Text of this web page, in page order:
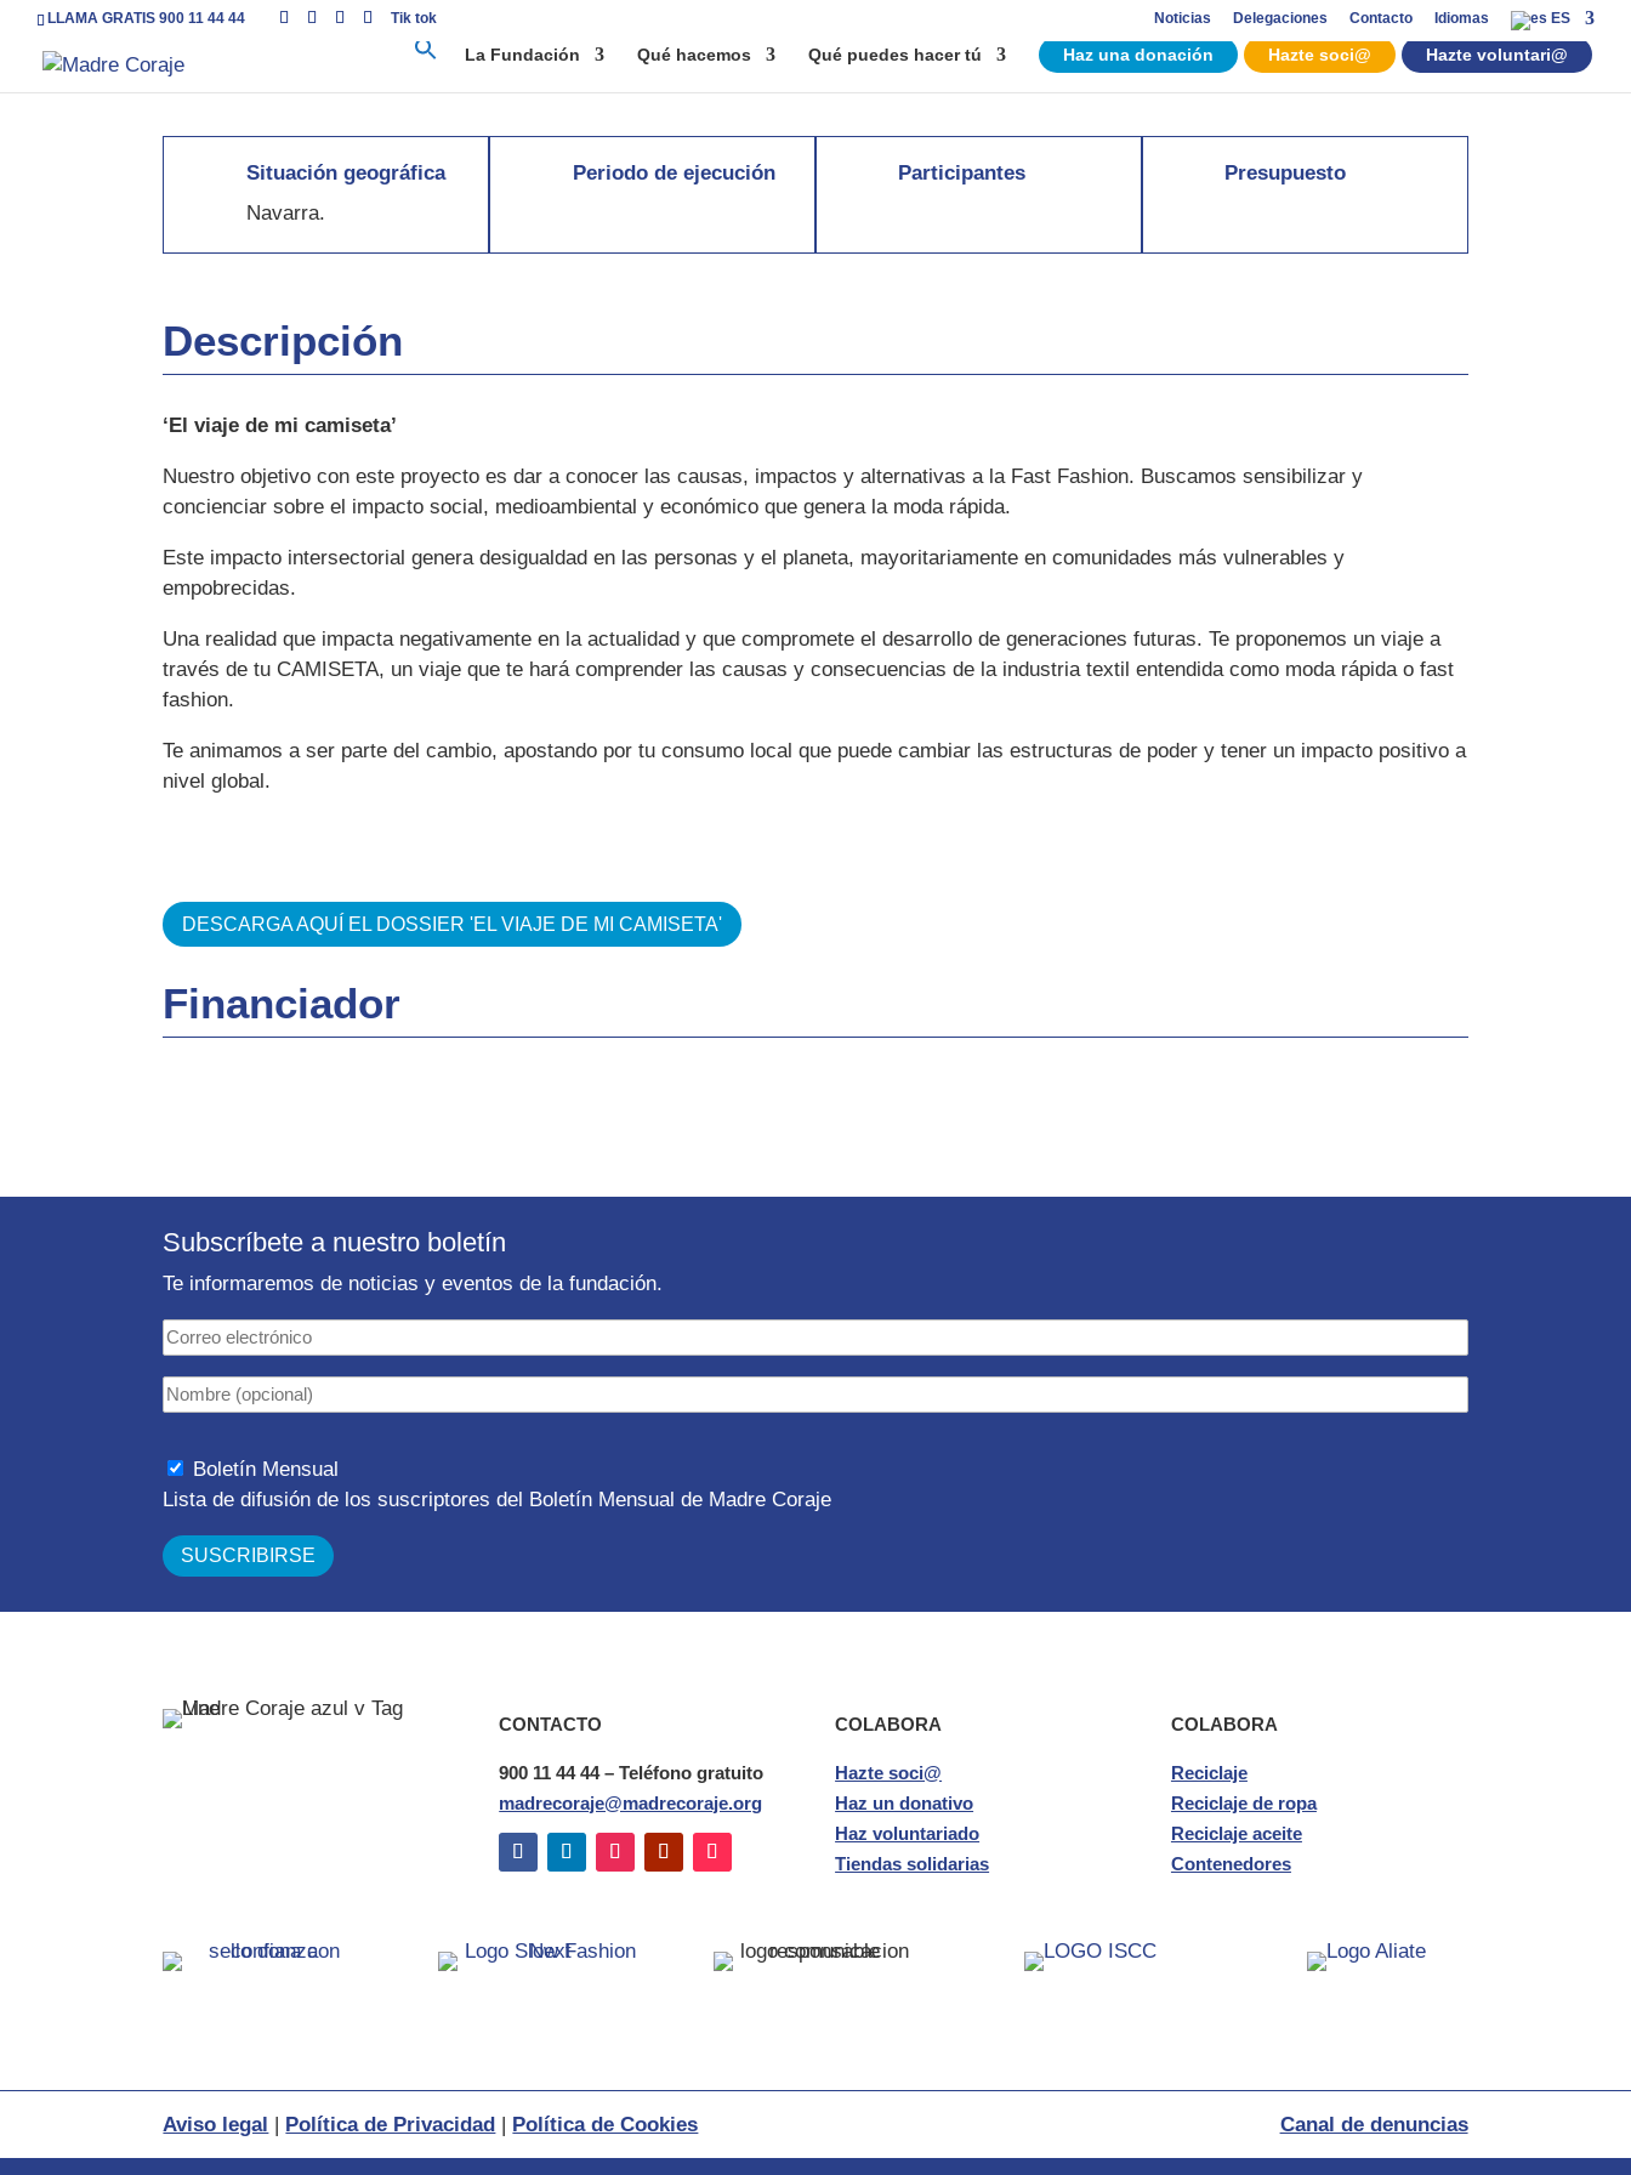
LLAMA GRATIS 900 11 44 44 Tik tok Noticias Delegaciones Contacto Idiomas ES
La Fundación Qué hacemos Qué puedes hacer tú Haz una donación Hazte soci@ Hazte voluntari@
Situación geográfica
Navarra.
Periodo de ejecución Participantes Presupuesto
Descripción
‘El viaje de mi camiseta’
Nuestro objetivo con este proyecto es dar a conocer las causas, impactos y alternativas a la Fast Fashion. Buscamossensibilizar y
concienciar sobre el impacto social, medioambiental y económico que genera la moda rápida.
Este impacto intersectorial genera desigualdad en las personas y el planeta, mayoritariamente en comunidades más vulnerables y
empobrecidas.
Una realidad que impacta negativamente en la actualidad y que compromete el desarrollo de generaciones futuras. Te proponemos un viaje a
través de tu CAMISETA, un viaje que te hará comprender las causas y consecuencias de la industria textil entendida como moda rápida o fast
fashion.
Te animamos a ser parte del cambio, apostando por tu consumo local que puede cambiar las estructuras de poder y tener un impacto positivo a
nivel global.
DESCARGA AQUÍ EL DOSSIER 'EL VIAJE DE MI CAMISETA'
Financiador
Subscríbete a nuestro boletín
Te informaremos de noticias y eventos de la fundación.
Boletín Mensual
Lista de difusión de los suscriptores del Boletín Mensual de Madre Coraje
CONTACTO
900 11 44 44 – Teléfono gratuito
madrecoraje@madrecoraje.org
COLABORA
Hazte soci@
Haz un donativo
Haz voluntariado
Tiendas solidarias
COLABORA
Reciclaje
Reciclaje de ropa
Reciclaje aceite
Contenedores
Aviso legal | Política de Privacidad | Política de Cookies Canal de denuncias